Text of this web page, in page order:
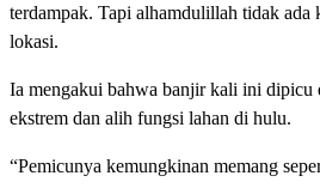
terdampak. Tapi alhamdulillah tidak ada
lokasi.
Ia mengakui bahwa banjir kali ini dipicu
ekstrem dan alih fungsi lahan di hulu.
“Pemicunya kemungkinan memang